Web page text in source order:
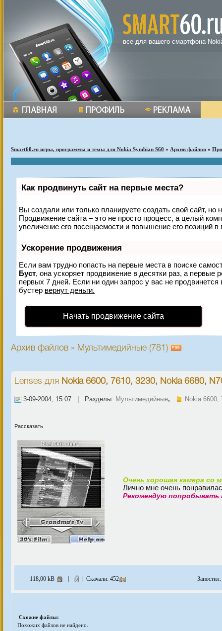
все для вашего смартфона
Smart60.ru игры, программы и темы для Nokia Symbian S60 » Архив файлов »
Как продвинуть сайт на первые места?
Вы создали или только планируете создать свой сайт, но
Продвижение сайта – это не просто процесс, а целый
увеличение его посещаемости и повышение его позиций в
Ускорение продвижения
Если вам трудно попасть на первые места в поиске
Буст, она ускоряет продвижение в десятки раз, а первые
первых 7 дней. Если ни один запрос у вас не
бустер вернут деньги.
Начать продвижение сайта
Архив файлов » Мультимедийные (781)
Lenses для Nokia 6600, 7610, 3230, Nokia 6680,
3-09-2004, 15:07 | Разделы: Мультимедийные, Nokia 6600,
Рассказать
Очень хорошая камера со
Лично мне очень
Рекомендую попробывать
118,00 kB | Скачали: 452 Запостил:
Схожие файлы:
Похожих файлов не найдено.